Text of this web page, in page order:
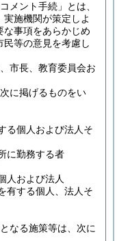
メント手続」とは、
施機関が策定しよ
な事項をあらかじめ
等の意見を考慮し
市長、教育委員会お
に掲げるものをい
る個人および法人そ
に勤務する者
人および法人
有する個人、法人そ
なる施策等は、次に